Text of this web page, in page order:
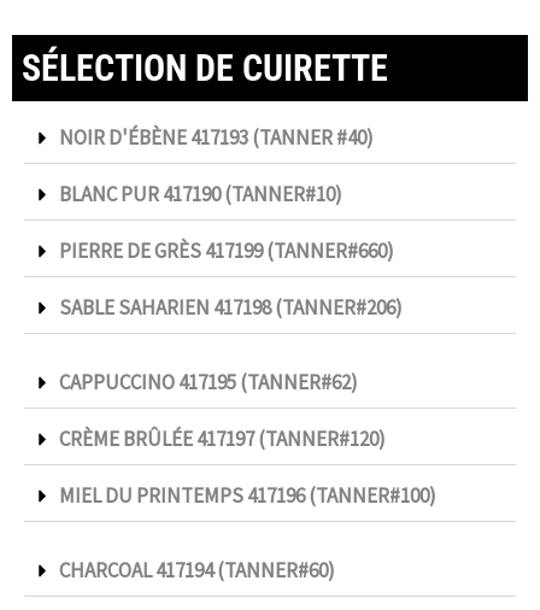
SÉLECTION DE CUIRETTE
NOIR D'ÉBÈNE 417193​ (TANNER #40)
BLANC PUR 417190 (TANNER#10)
PIERRE DE GRÈS 417199 (TANNER#660)
SABLE SAHARIEN 417198 (TANNER#206)
CAPPUCCINO 417195 (TANNER#62)
CRÈME BRÛLÉE 417197 (TANNER#120)
MIEL DU PRINTEMPS 417196 (TANNER#100)
CHARCOAL 417194 (TANNER#60)